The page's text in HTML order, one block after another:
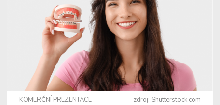
zdroj: Shutterstock.com
KOMERČNÍ PREZENTACE